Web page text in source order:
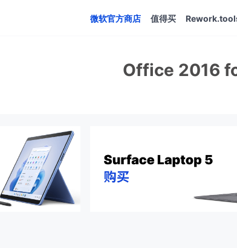
微软官方商店 值得买
Office 2016